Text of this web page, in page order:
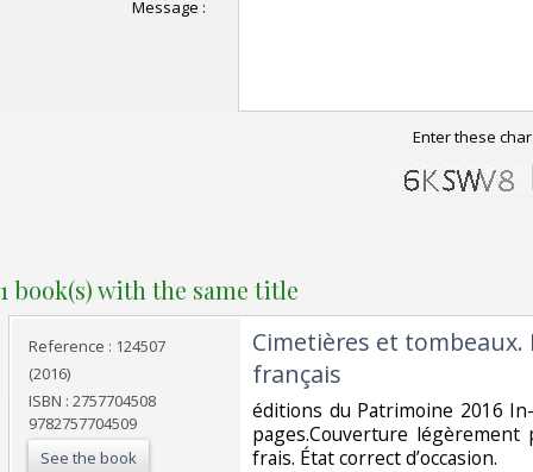
Message :
Enter these
1 book(s) with the same title
Reference : 124507
(2016)
ISBN : 2757704508
9782757704509
See the book
‎Cimetières et
français‎
‎éditions du Patrimoine 2016
pages.Couverture
frais. État correct d’occasion.‎